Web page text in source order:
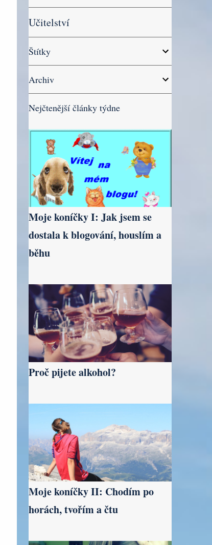
Učitelství
Štítky
Archiv
Nejčtenější články týdne
Moje koníčky I: Jak jsem se
dostala k blogování, houslím a
běhu
Proč pijete alkohol?
Moje koníčky II: Chodím po
horách, tvořím a čtu